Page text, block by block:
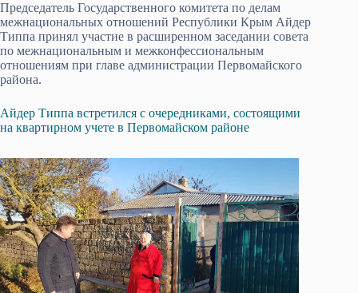
Председатель Государственного комитета по делам
межнациональных отношений Республики Крым Айдер
Типпа принял участие в расширенном заседании совета
по межнациональным и межконфессиональным
отношениям при главе администрации Первомайского
района.
Айдер Типпа встретился с очередниками, состоящими
на квартирном учете в Первомайском районе